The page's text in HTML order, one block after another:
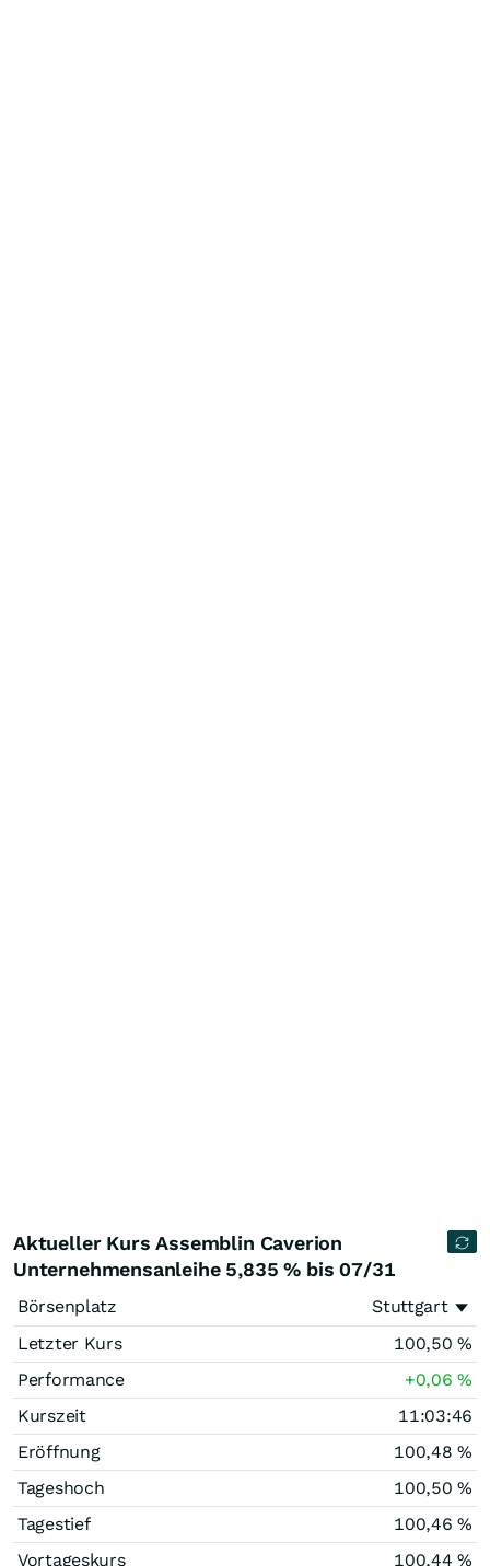
Aktueller Kurs Assemblin Caverion
Unternehmensanleihe 5,835 % bis 07/31
Börsenplatz
Stuttgart
Letzter Kurs
100,50 %
Performance
+0,06%
Kurszeit
11:03:46
Eröffnung
100,48 %
Tageshoch
100,50 %
Tagestief
100,46 %
Vortageskurs
100,44%